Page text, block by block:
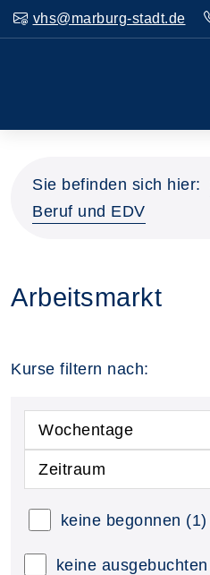
vhs@marburg-stadt.de
Sie befinden sich hier:
Beruf und EDV
Arbeitsmarkt
Kurse filtern nach:
Wochentage
Zeitraum
keine begonnen (1)
keine ausgebuchten